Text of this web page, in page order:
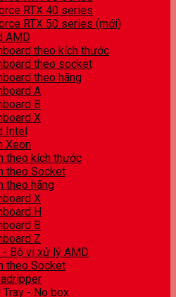
RTX 40 series
RTX 50 series (mới)
AMD
theo kích thước
theo socket
theo hãng
A
B
X
Intel
Xeon
theo kích thước
theo Socket
theo hãng
X
H
B
Z
- Bộ vi xử lý AMD
theo Socket
Tray - No box